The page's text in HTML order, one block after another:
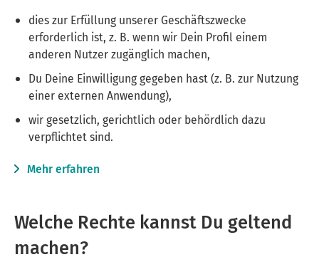
dies zur Erfüllung unserer Geschäftszwecke
erforderlich ist, z. B. wenn wir Dein Profil einem
anderen Nutzer zugänglich machen,
Du Deine Einwilligung gegeben hast (z. B. zur Nutzung
einer externen Anwendung),
wir gesetzlich, gerichtlich oder behördlich dazu
verpflichtet sind.
Mehr erfahren
Welche Rechte kannst Du geltend
machen?